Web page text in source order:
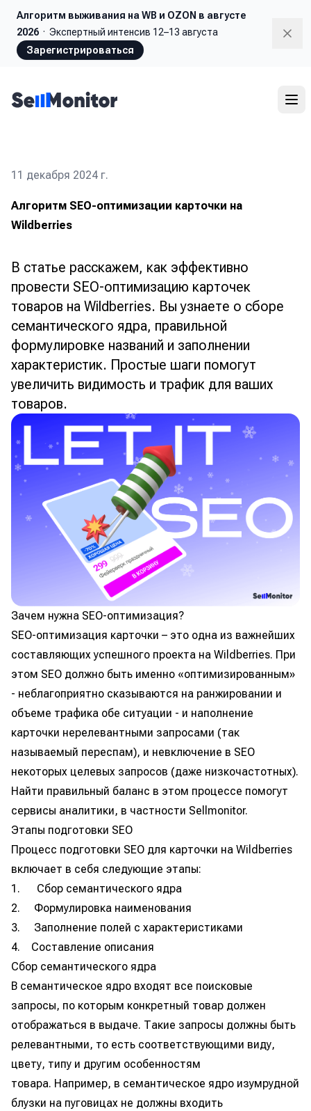
Алгоритм выживания на WB и OZON в августе
2026 · Экспертный интенсив 12–13 августа
Зарегистрироваться
11 декабря 2024 г.
Алгоритм SEO-оптимизации карточки на
Wildberries
В статье расскажем, как эффективно
провести SEO-оптимизацию карточек
товаров на Wildberries. Вы узнаете о сборе
семантического ядра, правильной
формулировке названий и заполнении
характеристик. Простые шаги помогут
увеличить видимость и трафик для ваших
товаров.
Зачем нужна SEO-оптимизация?
SEO-оптимизация карточки – это одна из важнейших
составляющих успешного проекта на Wildberries. При
этом SEO должно быть именно «оптимизированным»
- неблагоприятно сказываются на ранжировании и
объеме трафика обе ситуации - и наполнение
карточки нерелевантными запросами (так
называемый переспам), и невключение в SEO
некоторых целевых запросов (даже низкочастотных).
Найти правильный баланс в этом процессе помогут
сервисы аналитики, в частности Sellmonitor.
Этапы подготовки SEO
Процесс подготовки SEO для карточки на Wildberries
включает в себя следующие этапы:
1. Сбор семантического ядра
2. Формулировка наименования
3. Заполнение полей с характеристиками
4. Составление описания
Сбор семантического ядра
В семантическое ядро входят все поисковые
запросы, по которым конкретный товар должен
отображаться в выдаче. Такие запросы должны быть
релевантными, то есть соответствующими виду,
цвету, типу и другим особенностям
товара. Например, в семантическое ядро изумрудной
блузки на пуговицах не должны входить